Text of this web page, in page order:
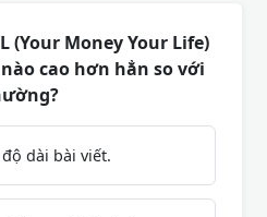
(Your Money Your Life)
cao hơn hẳn so với
dài bài viết.